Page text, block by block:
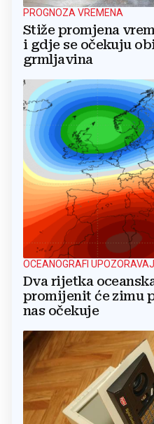
PROGNOZA VREMENA
Stiže promjena
i gdje se očekuju
grmljavina
OCEANOGRAFI
Dva rijetka
promijenit će zimu
nas očekuje